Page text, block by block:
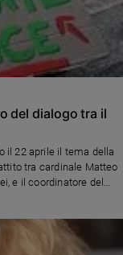
del dialogo tra il
il 22 aprile il tema della
tra cardinale Matteo
e il coordinatore del